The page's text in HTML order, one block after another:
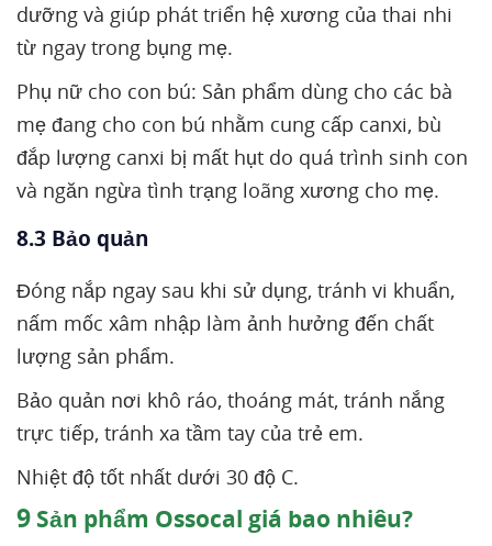
dưỡng và giúp phát triển hệ xương của thai nhi
từ ngay trong bụng mẹ.
Phụ nữ cho con bú: Sản phẩm dùng cho các bà
mẹ đang cho con bú nhằm cung cấp canxi, bù
đắp lượng canxi bị mất hụt do quá trình sinh con
và ngăn ngừa tình trạng loãng xương cho mẹ.
8.3 Bảo quản
Đóng nắp ngay sau khi sử dụng, tránh vi khuẩn,
nấm mốc xâm nhập làm ảnh hưởng đến chất
lượng sản phẩm.
Bảo quản nơi khô ráo, thoáng mát, tránh nắng
trực tiếp, tránh xa tầm tay của trẻ em.
Nhiệt độ tốt nhất dưới 30 độ C.
9 Sản phẩm Ossocal giá bao nhiêu?